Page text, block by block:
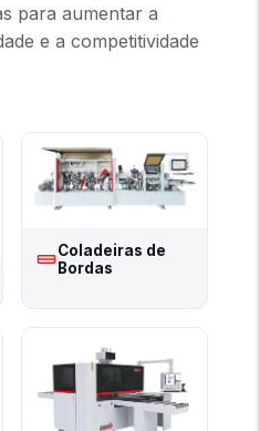
para aumentar a
e a competitividade
Coladeiras de
Bordas